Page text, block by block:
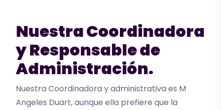
Nuestra Coordinadora
y Responsable de
Administración.
Nuestra Coordinadora y administrativa es M
Angeles Duart, aunque ella prefiere que la